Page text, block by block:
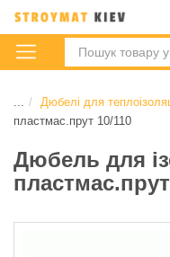
Дюбелі для
пластмас.прут 10/110
Дюбель для